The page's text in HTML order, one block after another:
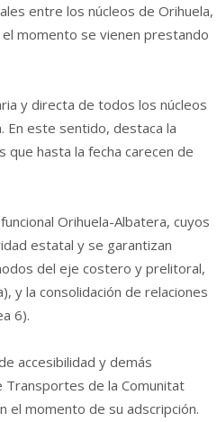
entre los núcleos de Orihuela,
el momento se vienen prestando
y directa de todos los núcleos
este sentido, destaca la
hasta la fecha carecen de
Orihuela-Albatera, cuyos
estatal y se garantizan
del eje costero y prelitoral,
y la consolidación de relaciones
6).
accesibilidad y demás
Transportes de la Comunitat
el momento de su adscripción.